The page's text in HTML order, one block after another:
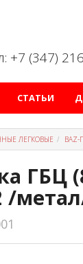
+7 (347)
СТАТЬИ
ЛЕГКОВЫЕ
ГБЦ
/